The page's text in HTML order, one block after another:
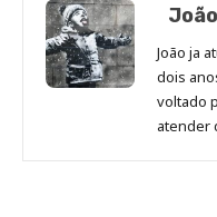
João ja
dois
voltado
atender